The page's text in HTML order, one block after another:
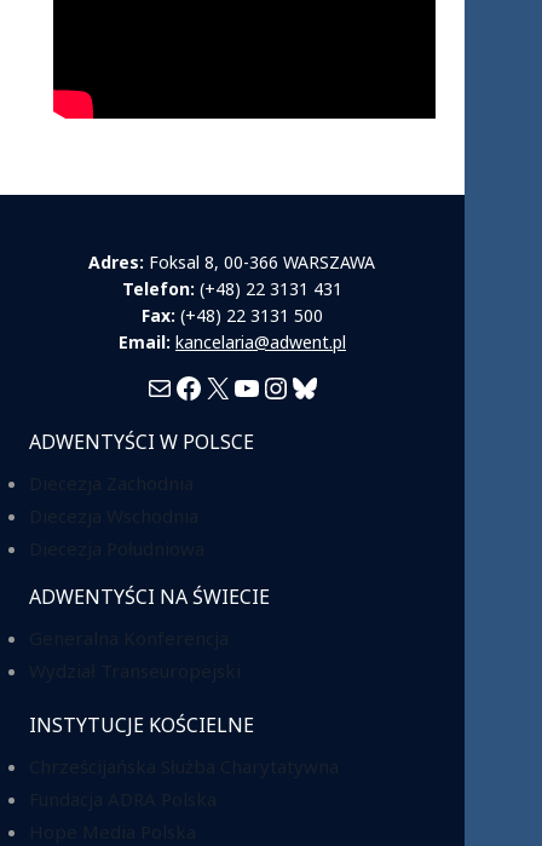
Adres: Foksal 8, 00-366 WARSZAWA
Telefon: (+48) 22 3131 431
Fax: (+48) 22 3131 500
Email: kancelaria@adwent.pl
MailFacebook
X YouTube
Instagram
Bluesky
ADWENTYŚCI W POLSCE
ADWENTYŚCI NA ŚWIECIE
INSTYTUCJE KOŚCIELNE